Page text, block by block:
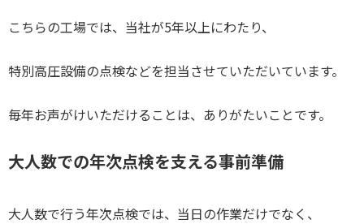
こちらの工場では、当社が5年以上にわたり、
特別高圧設備の点検などを担当させていただいています。
毎年お声がけいただけることは、ありがたいことです。
大人数での年次点検を支える事前準備
大人数で行う年次点検では、当日の作業だけでなく、